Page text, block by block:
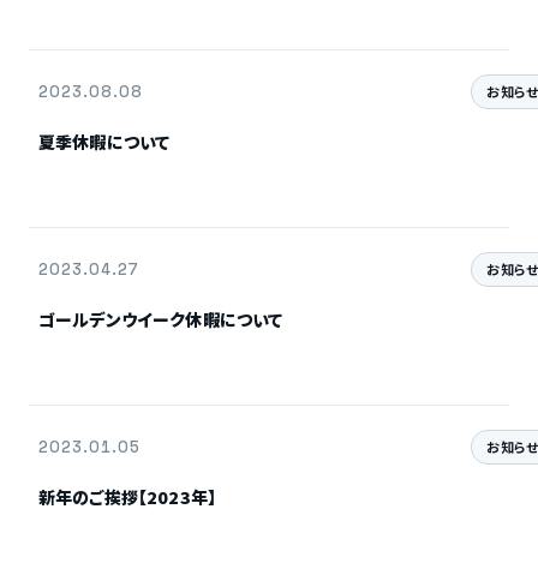
2023.08.08 お知らせ
夏季休暇について
2023.04.27 お知らせ
ゴールデンウイーク休暇について
2023.01.05 お知らせ
新年のご挨拶【2023年】